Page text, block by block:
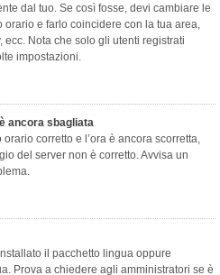
dal tuo. Se così fosse, devi cambiare le
e farlo coincidere con la tua area,
ecc. Nota che solo gli utenti registrati
impostazioni.
ancora sbagliata
corretto e l’ora è ancora scorretta,
del server non è corretto. Avvisa un
il pacchetto lingua oppure
Prova a chiedere agli amministratori se è